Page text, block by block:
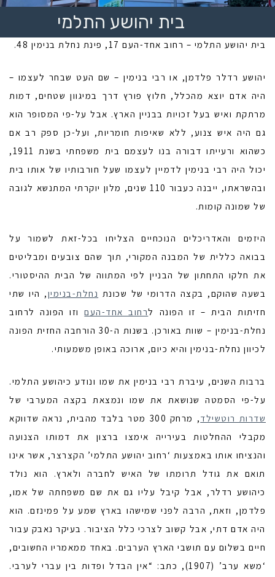
בית יהושע התלמי
בית יהושע התלמי – רחוב אחד-העם 17, פינת נחלת בנימין 48.
יהושע רדלר פלדמן, או רבי בנימין – שם העט שבחר לעצמו –
היה אדם יוצא מהכלל, חלוץ פורץ דרך במיגוון שטחים, דמות
מרתקת ואיש בעל זכויות בבניין הארץ. אבל על-פי המסופר הוא
גם היה איש צנוע, ללא שאיפות חומריות, ועל-כן ספק רב אם
כשהוא ורעייתו דבורה בנו לעצמם בית משפחתי בשנת 1911,
יכול היה רבי בנימין לדמיין לעצמו שעל חורבותיו של אותו בית
ובהשראתו, ייבנה כעבור 110 שנים, מלון יוקרתי המתנשא לגובה
של שמונה קומות.
היזמים והאדריכלים הנוכחיים הצליחו בכל-זאת לשמור על
בבואה כללית של המבנה המקורי, תוך שהם צובעים ומבליטים
את חלקו התחתון של הבניין לפי המתווה של הבית ההיסטורי.
בשעה שהוקם, בקצה הדרומי של שכונת נחלת-בנימין, היו שתי
חזיתות הבית – זו הפונה לרחוב אחד-העםוזו הפונה לרחוב
נחלת-בנימין – שוות באורכן. בשנות ה-30 הורחבה החזית הפונה
לכיוון נחלת-בנימין והיא כיום, ארוכה באופן משמעותי.
ברבות השנים, עיברת רבי בנימין את שמו ונודע כיהושע התלמי.
על-פי הסמטה שנושאת את שמו ונמצאת בקצה המערבי של
שדרות רוטשילד
, מרחק 300 מטר בלבד מהבית, נראה שדווקא
מקבלי ההחלטות בעירייה אימצו ברצון את דמותו הצנועה
והנציחו אותו באמצעות ‘רחוב יהושע התלמי’ הקצרצר, אשר אינו
תואם את גודל תרומתו של האיש לחברה ולארץ. הוא נולד
כיהושע רדלר, אבל קיבל עליו גם את שם משפחתה של אמו,
פלדמן, וזאת, הרבה לפני שמישהו בארץ שמע על פמינזם. הוא
היה אדם דתי, אבל קשוב לצרכי כלל הציבור. בעיקר נאבק עבור
חיים בשלום עם תושבי הארץ הערבים. באחד ממאמריו החשובים,
‘משא ערב’ (1907), כתב: “אין הבדל ופדות בין עברי לערבי.